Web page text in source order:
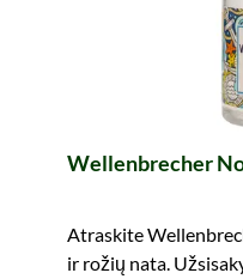
Wellenbrecher
Atraskite
ir rožių nata.